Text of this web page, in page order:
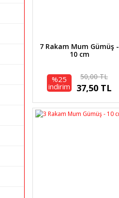
7 Rakam Mum Gümüş -
10 cm
%25
indirim
50,00 TL
37,50 TL